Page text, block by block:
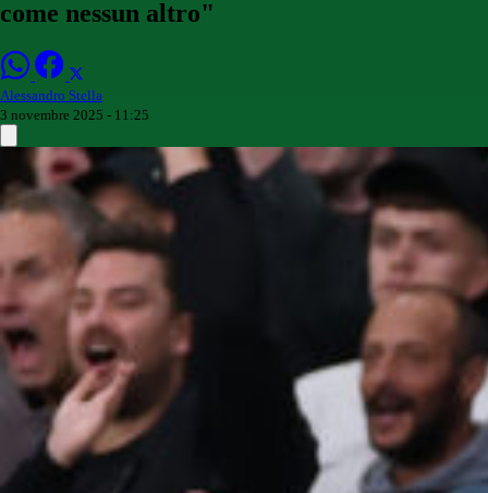
come nessun altro"
Alessandro Stella
3 novembre 2025 - 11:25